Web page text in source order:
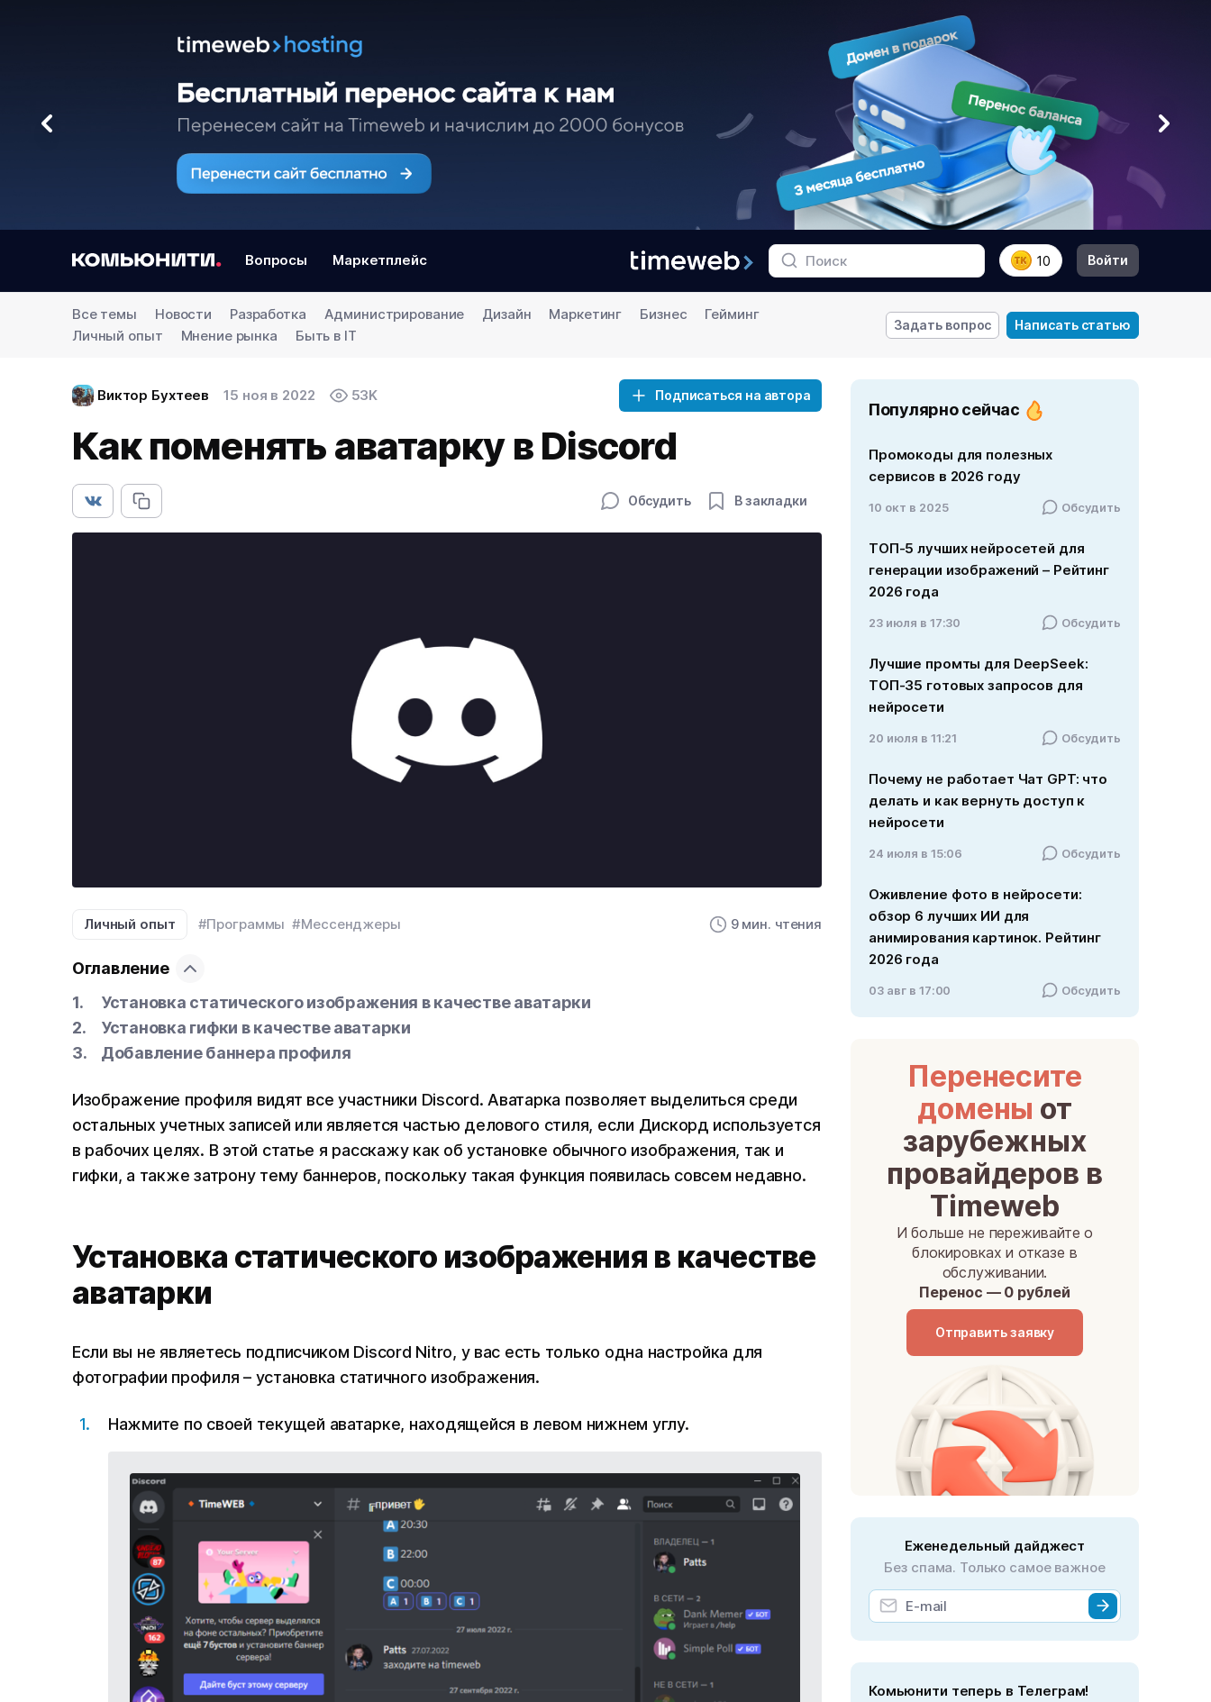
Вопросы Маркетплейс 10 Войти
Все темы Новости Разработка Администрирование Дизайн Маркетинг Бизнес
Гейминг
Личный опыт
Мнение рынка Быть в IT
Задать вопрос Написать статью
Виктор Бухтеев 15 ноя в 2022 53K Подписаться на автора
Как поменять аватарку в Discord
Обсудить В закладки
Личный опыт #Программы #Мессенджеры 9 мин. чтения
Оглавление
Установка статического изображения в качестве аватарки
Установка гифки в качестве аватарки
Добавление баннера профиля
Изображение профиля видят все участники Discord. Аватарка позволяет выделиться среди
остальных учетных записей или является частью делового стиля, если Дискорд используется
в рабочих целях. В этой статье я расскажу как об установке обычного изображения, так и
гифки, а также затрону тему баннеров, поскольку такая функция появилась совсем недавно.
Установка статического изображения в качестве
аватарки
Если вы не являетесь подписчиком Discord Nitro, у вас есть только одна настройка для
фотографии профиля – установка статичного изображения.
Нажмите по своей текущей аватарке, находящейся в левом нижнем углу.
Популярно сейчас
Промокоды для полезных
сервисов в 2026 году
10 окт в 2025 Обсудить
ТОП-5 лучших нейросетей для
генерации изображений – Рейтинг
2026 года
23 июля в 17:30 Обсудить
Лучшие промты для DeepSeek:
ТОП-35 готовых запросов для
нейросети
20 июля в 11:21 Обсудить
Почему не работает Чат GPT: что
делать и как вернуть доступ к
нейросети
24 июля в 15:06 Обсудить
Оживление фото в нейросети:
обзор 6 лучших ИИ для
анимирования картинок. Рейтинг
2026 года
03 авг в 17:00 Обсудить
Перенесите
домены от
зарубежных
провайдеров в
Timeweb
И больше не переживайте о
блокировках и отказе в
обслуживании.
Перенос — 0 рублей
Отправить заявку
Еженедельный дайджест
Без спама. Только самое важное
Комьюнити теперь в Телеграм!